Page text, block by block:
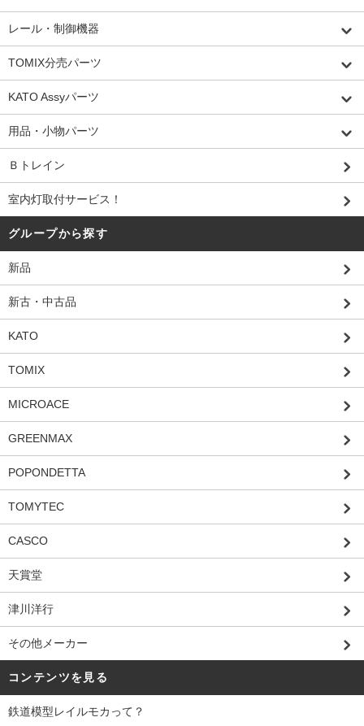
レール・制御機器
TOMIX分売パーツ
KATO Assyパーツ
用品・小物パーツ
Ｂトレイン
室内灯取付サービス！
グループから探す
新品
新古・中古品
KATO
TOMIX
MICROACE
GREENMAX
POPONDETTA
TOMYTEC
CASCO
天賞堂
津川洋行
その他メーカー
コンテンツを見る
鉄道模型レイルモカって？